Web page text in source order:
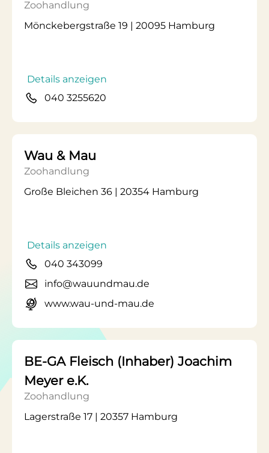
Zoohandlung
Mönckebergstraße 19 | 20095 Hamburg
Details anzeigen
040 3255620
Wau & Mau
Zoohandlung
Große Bleichen 36 | 20354 Hamburg
Details anzeigen
040 343099
info@wauundmau.de
www.wau-und-mau.de
BE-GA Fleisch (Inhaber) Joachim
Meyer e.K.
Zoohandlung
Lagerstraße 17 | 20357 Hamburg